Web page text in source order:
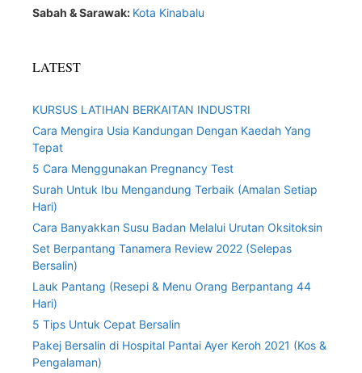
Sabah & Sarawak: Kota Kinabalu
LATEST
KURSUS LATIHAN BERKAITAN INDUSTRI
Cara Mengira Usia Kandungan Dengan Kaedah Yang
Tepat
5 Cara Menggunakan Pregnancy Test
Surah Untuk Ibu Mengandung Terbaik (Amalan Setiap
Hari)
Cara Banyakkan Susu Badan Melalui Urutan Oksitoksin
Set Berpantang Tanamera Review 2022 (Selepas
Bersalin)
Lauk Pantang (Resepi & Menu Orang Berpantang 44
Hari)
5 Tips Untuk Cepat Bersalin
Pakej Bersalin di Hospital Pantai Ayer Keroh 2021 (Kos &
Pengalaman)